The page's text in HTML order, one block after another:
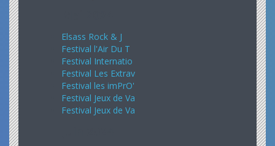
Elsass Rock & J
Festival l'Air Du T
Festival Internatio
Festival Les Extrav
Festival les imPrO'
Festival Jeux de Va
Festival Jeux de Va